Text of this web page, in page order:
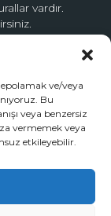
ve/veya
Bu
veya benzersiz
vermemek veya
etkileyebilir.
vardır.
Saklar